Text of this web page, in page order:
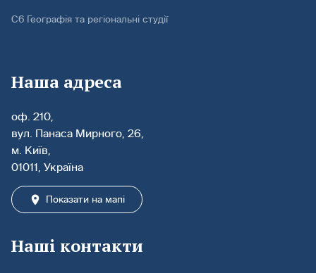
С6 Географія та регіональні студії
Наша адреса
оф. 210,
вул. Панаса Мирного, 26,
м. Київ,
01011, Україна
Показати на мапі
Наші контакти